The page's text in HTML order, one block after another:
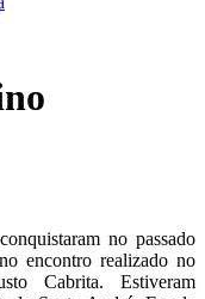
no passado
encontro realizado no
Cabrita. Estiveram